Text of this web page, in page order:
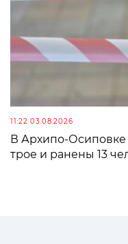
11:22 03.08.2026
В Архипо-
трое и ранены 13